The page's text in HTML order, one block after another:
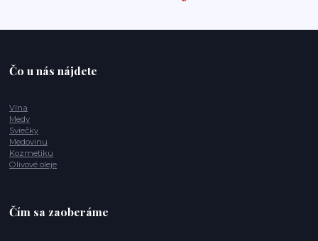
Čo u nás nájdete
Vína
Medy
Sviečky
Medovinu
Kozmetiku
Olivové oleje
Čím sa zaoberáme